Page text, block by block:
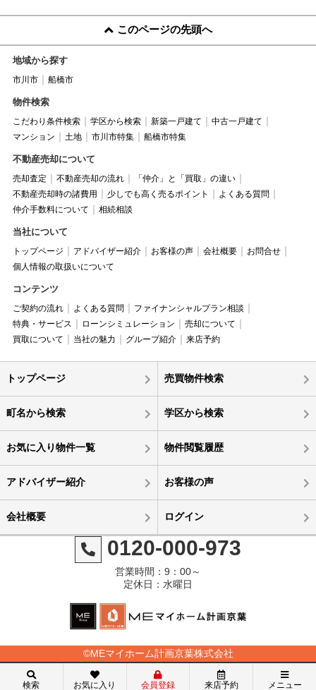
このページの先頭へ
地域から探す
市川市 船橋市
物件検索
こだわり条件検索 学区から検索 新築一戸建て
中古一戸建て
マンション
土地 市川市特集 船橋市特集
不動産売却について
売却査定 不動産売却の流れ
「仲介」と「買取」の違い
不動産売却時の諸費用
少しでも高く売るポイント
よくある質問
仲介手数料について
相続相談
当社について
トップページ アドバイザー紹介 お客様の声 会社概要
お問合せ
個人情報の取扱いについて
コンテンツ
ご契約の流れ よくある質問
ファイナンシャルプラン相談
特典・サービス
ローンシミュレーション
売却について
買取について
当社の魅力 グループ紹介 来店予約
トップページ 売買物件検索
町名から検索 学区から検索
お気に入り物件一覧 物件閲覧履歴
アドバイザー紹介 お客様の声
会社概要 ログイン
0120-000-973
営業時間：9：00～
定休日：水曜日
©MEマイホーム計画京葉株式会社
検索 お気に入り 会員登録 来店予約 メニュー